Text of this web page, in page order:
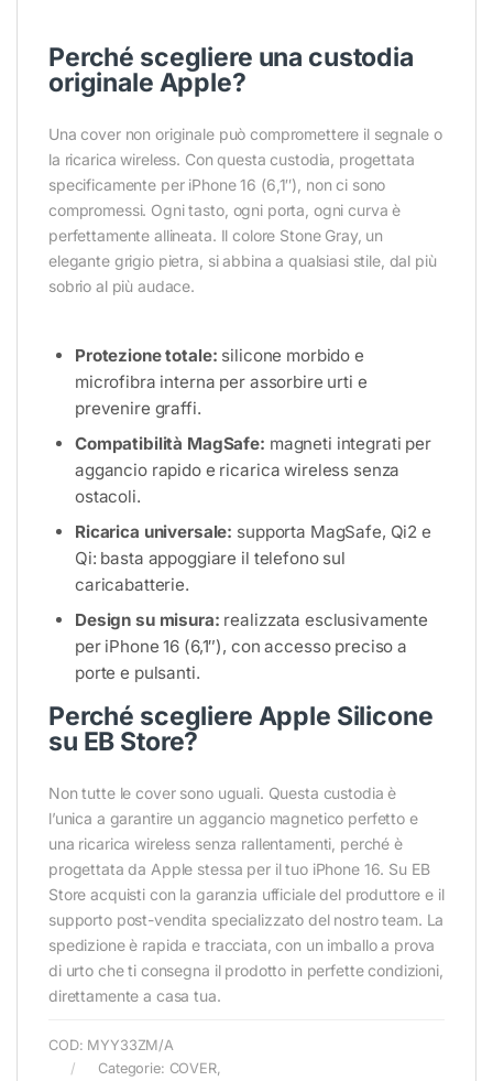
Perché scegliere una custodia
originale Apple?
Una cover non originale può compromettere il segnale o
la ricarica wireless. Con questa custodia, progettata
specificamente per iPhone 16 (6,1″), non ci sono
compromessi. Ogni tasto, ogni porta, ogni curva è
perfettamente allineata. Il colore Stone Gray, un
elegante grigio pietra, si abbina a qualsiasi stile, dal più
sobrio al più audace.
Protezione totale: silicone morbido e
microfibra interna per assorbire urti e
prevenire graffi.
Compatibilità MagSafe: magneti integrati per
aggancio rapido e ricarica wireless senza
ostacoli.
Ricarica universale: supporta MagSafe, Qi2 e
Qi: basta appoggiare il telefono sul
caricabatterie.
Design su misura: realizzata esclusivamente
per iPhone 16 (6,1″), con accesso preciso a
porte e pulsanti.
Perché scegliere Apple Silicone
su EB Store?
Non tutte le cover sono uguali. Questa custodia è
l’unica a garantire un aggancio magnetico perfetto e
una ricarica wireless senza rallentamenti, perché è
progettata da Apple stessa per il tuo iPhone 16. Su EB
Store acquisti con la garanzia ufficiale del produttore e il
supporto post-vendita specializzato del nostro team. La
spedizione è rapida e tracciata, con un imballo a prova
di urto che ti consegna il prodotto in perfette condizioni,
direttamente a casa tua.
COD: MYY33ZM/A
Categorie: COVER,